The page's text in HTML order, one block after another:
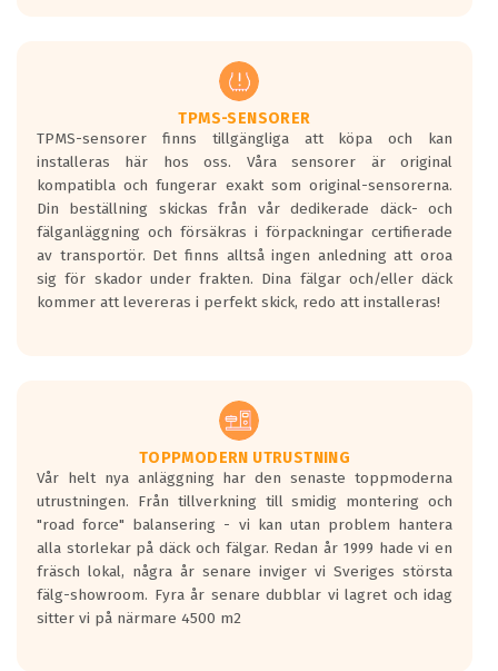
regelverket som introduceras år 2016.
Ett däck med två svarta vågor är redan
godkända för år 2016 nya regelverk.
Ett däck med en svart våg kommer vara
minst tre decibel tystare än det
regelverk som börjar gälla 2016.
TPMS-SENSORER
TPMS-sensorer finns tillgängliga att köpa och kan
installeras här hos oss. Våra sensorer är original
kompatibla och fungerar exakt som original-sensorerna.
Din beställning skickas från vår dedikerade däck- och
fälganläggning och försäkras i förpackningar certifierade
av transportör. Det finns alltså ingen anledning att oroa
sig för skador under frakten. Dina fälgar och/eller däck
kommer att levereras i perfekt skick, redo att installeras!
TOPPMODERN UTRUSTNING
Vår helt nya anläggning har den senaste toppmoderna
utrustningen. Från tillverkning till smidig montering och
"road force" balansering - vi kan utan problem hantera
alla storlekar på däck och fälgar. Redan år 1999 hade vi en
fräsch lokal, några år senare inviger vi Sveriges största
fälg-showroom. Fyra år senare dubblar vi lagret och idag
sitter vi på närmare 4500 m2